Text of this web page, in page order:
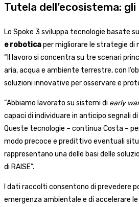
Tutela dell’ecosistema:
Lo Spoke 3 sviluppa tecnologie basate su
e roboticaper migliorare le strategie di
“Il lavoro si concentra su tre scenari
aria, acqua e ambiente terrestre, con
soluzioni innovative per osservare e
“Abbiamo lavorato su sistemi di early
capaci di individuare in anticipo segnali
Queste tecnologie – continua Costa –
modo precoce e predittivo eventuali
rappresentano una delle basi delle
di RAISE”.
I dati raccolti consentono di prevedere
emergenza ambientale e di accelerare